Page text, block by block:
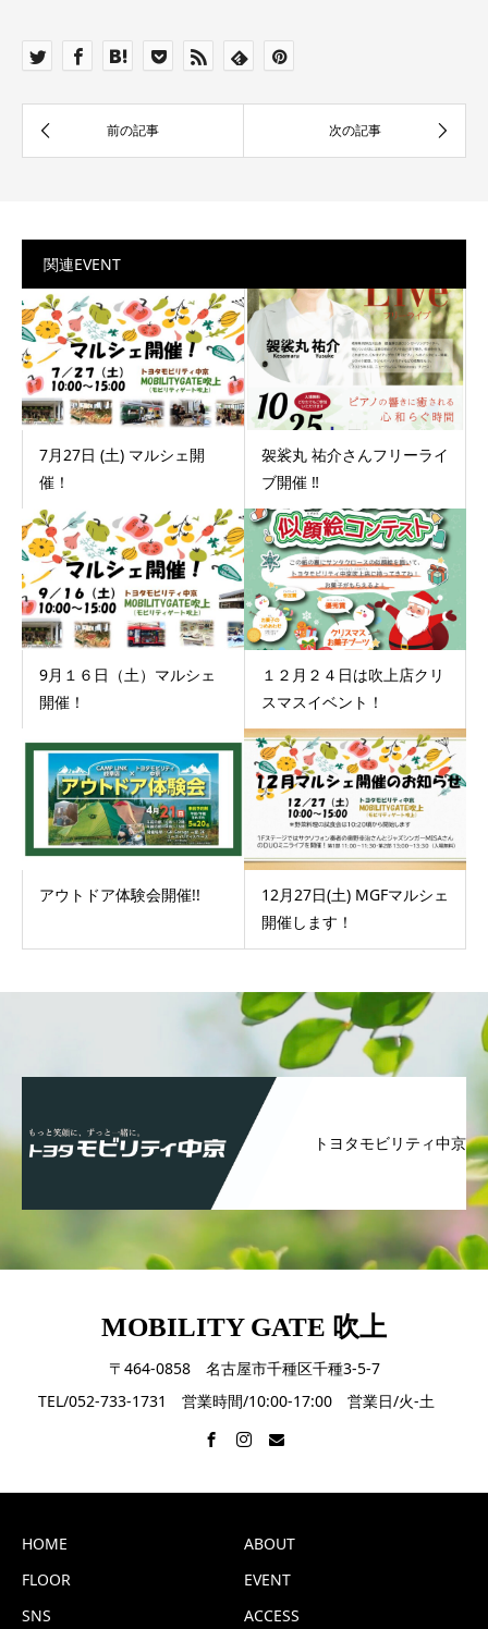
関連EVENT
7月27日 (土) マルシェ開
催！
袈裟丸 祐介さんフリーライ
ブ開催 ‼
9月１６日（土）マルシェ
開催！
１２月２４日は吹上店クリ
スマスイベント！
アウトドア体験会開催!!
12月27日(土) MGFマルシェ
開催します！
トヨタモビリティ中京
MOBILITY GATE 吹上
〒464-0858 名古屋市千種区千種3-5-7
TEL/052-733-1731 営業時間/10:00-17:00 営業日/火-土
HOME
ABOUT
FLOOR
EVENT
SNS
ACCESS